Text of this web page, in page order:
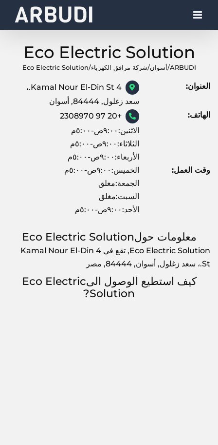
Eco Electric Solution
ARBUDI
/أسوان/شركة مرافق الكهرباء/
Eco Electric Solution
العنوان:
4 Kamal Nour El-Din St.،
سعد زغلول, 84444, أسوان
الهاتف:
+20 97 2308970
وقت العمل:
الاثنين:٩:٠٠ص-٥:٠٠م
الثلاثاء:٩:٠٠ص-٥:٠٠م
الأربعاء:٩:٠٠ص-٥:٠٠م
الخميس:٩:٠٠ص-٥:٠٠م
الجمعة:مغلق
السبت:مغلق
الأحد:٩:٠٠ص-٥:٠٠م
معلومات حولEco Electric Solution
Eco Electric Solution, تقع في 4 Kamal Nour El-Din
St.، سعد زغلول, أسوان, 84444, مصر
كيف استطيع الوصول الىEco Electric
Solution?